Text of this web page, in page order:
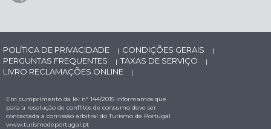
POLÍTICA DE PRIVACIDADE | CONDIÇÕES GERAIS |
PERGUNTAS FREQUENTES | TAXAS DE SERVIÇO |
LIVRO RECLAMAÇÕES ONLINE |
Em cumprimento da lei nº 144/2015 informamos que
para a resolução de conflitos de consumo deve ser
contactada a comissão arbitral do Turismo de Portugal
www.turismodeportugal.pt